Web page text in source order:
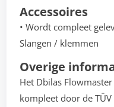
Accessoires
• Wordt compleet
Slangen / klemmen
Overige
Het Dbilas
kompleet door de